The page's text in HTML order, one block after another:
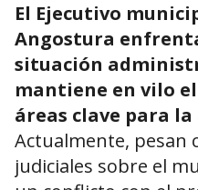
El Ejecutivo
Angostura
situación
mantiene en vilo
áreas clave para
Actualmente, pesan
judiciales sobre el